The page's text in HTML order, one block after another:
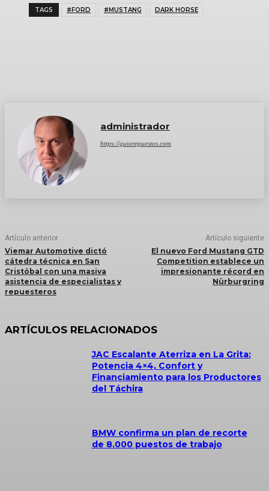
TAGS #FORD #MUSTANG DARK HORSE
administrador
https://guiarepuestos.com
Artículo anterior
Viemar Automotive dictó
cátedra técnica en San
Cristóbal con una masiva
asistencia de especialistas y
repuesteros
Artículo siguiente
El nuevo Ford Mustang GTD
Competition establece un
impresionante récord en
Nürburgring
ARTÍCULOS RELACIONADOS
JAC Escalante Aterriza en La Grita:
Potencia 4×4, Confort y
Financiamiento para los Productores
del Táchira
BMW confirma un plan de recorte
de 8.000 puestos de trabajo